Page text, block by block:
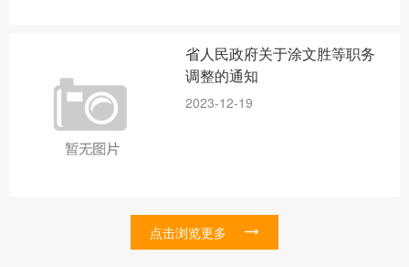
省人民政府关于涂文胜等职务
调整的通知
2023-12-19
点击浏览更多